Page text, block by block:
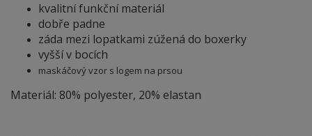
kvalitní funkční materiál
dobře padne
záda mezi lopatkami zúžená do boxerky
vyšší v bocích
maskáčový vzor s logem na prsou
Materiál: 80% polyester, 20% elastan